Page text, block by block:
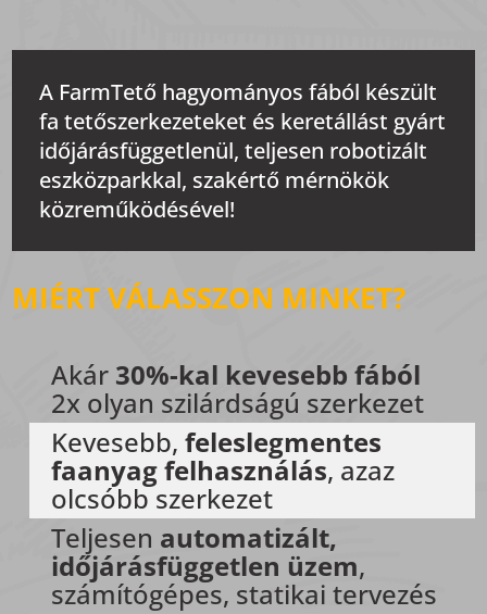
A FarmTető hagyományos fából készült
fa tetőszerkezeteket és keretállást gyárt
időjárásfüggetlenül, teljesen robotizált
eszközparkkal, szakértő mérnökök
közreműködésével!
MIÉRT VÁLASSZON MINKET?
Akár 30%-kal kevesebb fából
2x olyan szilárdságú szerkezet
Kevesebb,feleslegmentes
faanyag felhasználás, azaz
olcsóbb szerkezet
Teljesen automatizált,
időjárásfüggetlen üzem,
számítógépes, statikai tervezés